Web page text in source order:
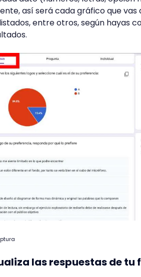
así será cada gráfico que
entre otros, según hayas
las respuestas de